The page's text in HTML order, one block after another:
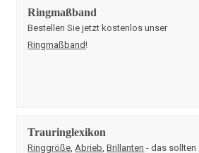
Ringmaßband
Bestellen Sie jetzt kostenlos unser
Ringmaßband!
Trauringlexikon
Ringgröße Abrieb ,Brillanten - das sollten